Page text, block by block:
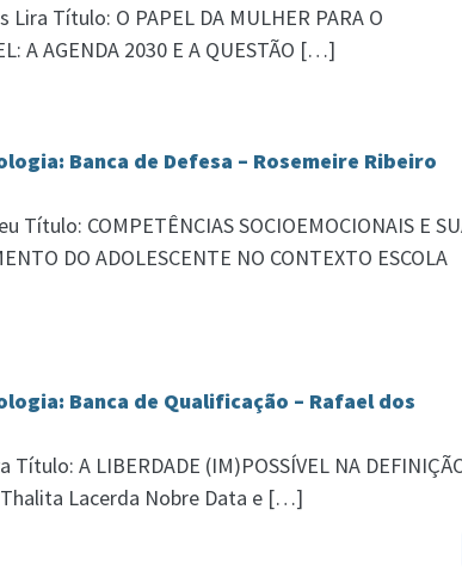
Título: O PAPEL DA MULHER PARA O
A AGENDA 2030 E A QUESTÃO […]
Banca de Defesa – Rosemeire Ribeiro
Título: COMPETÊNCIAS SOCIOEMOCIONAIS E
DO ADOLESCENTE NO CONTEXTO ESCOLA
Banca de Qualificação – Rafael dos
A LIBERDADE (IM)POSSÍVEL NA
Thalita Lacerda Nobre Data e […]